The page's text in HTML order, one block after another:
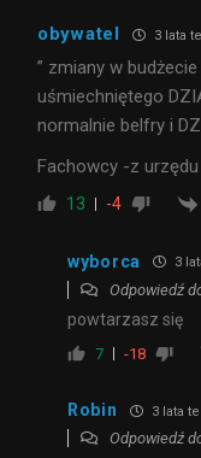
obywatel 3 lata
” zmiany w
uśmiechniętego
normalnie belfry i
Fachowcy -z
13 -4
wyborca 3
Odpowiedź
powtarzasz się
7 -18
Robin 3 lata
Odpowiedź